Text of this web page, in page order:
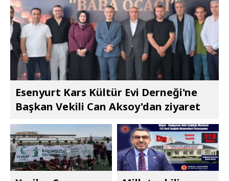
Esenyurt Kars Kültür Evi Derneği'ne
Başkan Vekili Can Aksoy'dan ziyaret